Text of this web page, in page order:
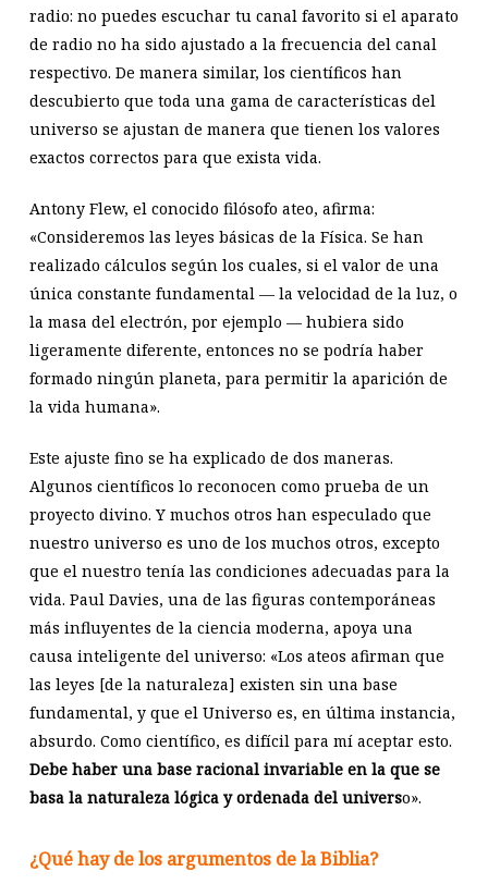
radio: no puedes escuchar tu canal favorito si el aparato
de radio no ha sido ajustado a la frecuencia del canal
respectivo. De manera similar, los científicos han
descubierto que toda una gama de características del
universo se ajustan de manera que tienen los valores
exactos correctos para que exista vida.
Antony Flew, el conocido filósofo ateo, afirma:
«Consideremos las leyes básicas de la Física. Se han
realizado cálculos según los cuales, si el valor de una
única constante fundamental — la velocidad de la luz, o
la masa del electrón, por ejemplo — hubiera sido
ligeramente diferente, entonces no se podría haber
formado ningún planeta, para permitir la aparición de
la vida humana».
Este ajuste fino se ha explicado de dos maneras.
Algunos científicos lo reconocen como prueba de un
proyecto divino. Y muchos otros han especulado que
nuestro universo es uno de los muchos otros, excepto
que el nuestro tenía las condiciones adecuadas para la
vida. Paul Davies, una de las figuras contemporáneas
más influyentes de la ciencia moderna, apoya una
causa inteligente del universo: «Los ateos afirman que
las leyes [de la naturaleza] existen sin una base
fundamental, y que el Universo es, en última instancia,
absurdo. Como científico, es difícil para mí aceptar esto.
Debe haber una base racional invariable en la que se
basa la naturaleza lógica y ordenada del universo».
¿Qué hay de los argumentos de la Biblia?